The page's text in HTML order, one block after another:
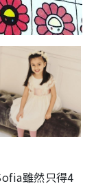
雖然只得4